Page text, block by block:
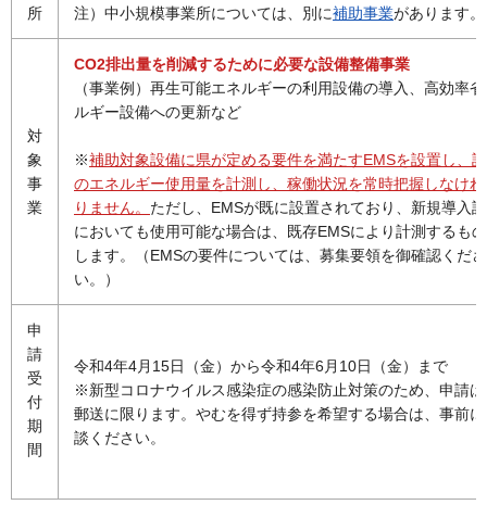
所
注）中小規模事業所については、別に補助事業があります。
対
象
事
業
CO2排出量を削減するために必要な設備整備事業
（事業例）再生可能エネルギーの利用設備の導入、高効率
ルギー設備への更新など
※補助対象設備に県が定める要件を満たすEMSを設置し、
のエネルギー使用量を計測し、稼働状況を常時把握しなけ
りません。 ただし、EMSが既に設置されており、新規導入
においても使用可能な場合は、既存EMSにより計測するも
します。（EMSの要件については、募集要領を御確認くださ
い。）
申
請
受
付
期
間
令和4年4月15日（金）から令和4年6月10日（金）まで
※新型コロナウイルス感染症の感染防止対策のため、申請
郵送に限ります。やむを得ず持参を希望する場合は、事前
談ください。